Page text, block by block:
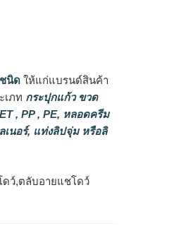
นิด ให้แก่แบรนด์สินค้า
เภท กระปุกแก้ว ขวด
, PP , PE, หลอดครีม
เนอร์, แท่งลิปจุ่ม หรือลิ
ว์,ตลับอายแชโดว์